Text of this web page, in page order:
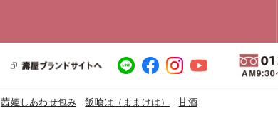
茜姫しあわせ包み 飯喰は（ままけは） 甘酒